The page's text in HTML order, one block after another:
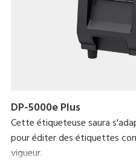
DP-5000e Plus
Cette étiqueteuse saura
pour éditer des étiquettes
vigueur.